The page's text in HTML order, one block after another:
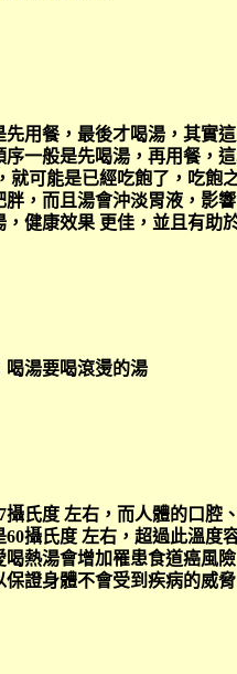
用餐，最後才喝湯，其實這
序一般是先喝湯，再用餐，
就可能是已經吃飽了，吃飽
，而且湯會沖淡胃液，影
健康效果 更佳，並且有助
湯要喝滾燙的湯
攝氏度 左右，而人體的口腔
60攝氏度 左右，超過此溫度
熱湯會增加罹患食道癌風
證身體不會受到疾病的威